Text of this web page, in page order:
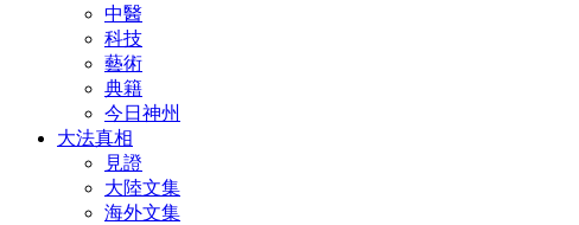
中醫
科技
藝術
典籍
今日神州
大法真相
見證
大陸文集
海外文集